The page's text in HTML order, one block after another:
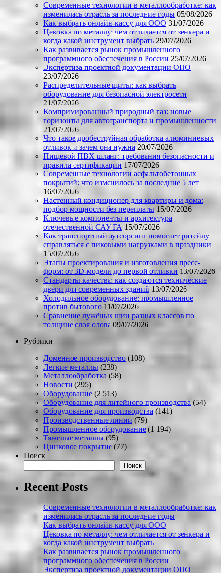
Современные технологии в металлообработке: как
изменилась отрасль за последние годы 05/08/2026
Как выбрать онлайн-кассу для ООО 31/07/2026
Цековка по металлу: чем отличается от зенкера и
когда какой инструмент выбрать 29/07/2026
Как развивается рынок промышленного
программного обеспечения в России 25/07/2026
Экспертиза проектной документации ОПО
23/07/2026
Распределительные щиты: как выбрать
оборудование для безопасной электросети
21/07/2026
Компримированный природный газ: новые
горизонты для автотранспорта и промышленности
21/07/2026
Что такое дробеструйная обработка алюминиевых
отливок и зачем она нужна 20/07/2026
Пищевой ПВХ шланг: требования безопасности и
правила сертификации 17/07/2026
Современные технологии асфальтобетонных
покрытий: что изменилось за последние 5 лет
16/07/2026
Настенный кондиционер для квартиры и дома:
подбор мощности без переплаты 15/07/2026
Ключевые компоненты и архитектура
отечественной САУ ГА 15/07/2026
Как транспортный аутсорсинг помогает ритейлу
справляться с пиковыми нагрузками в праздники
15/07/2026
Этапы проектирования и изготовления пресс-
форм: от 3D-модели до первой отливки 13/07/2026
Стандарты качества: как создаются технические
двери для современных зданий 13/07/2026
Холодильное оборудование: промышленное
против бытового 11/07/2026
Сравнение лужёных шин разных классов по
толщине слоя олова 09/07/2026
Рубрики
Доменное производство (108)
Легкие металлы (238)
Металлообработка (58)
Новости (295)
Оборудование (2 513)
Оборудование для литейного производства(54)
Оборудование для производства (141)
Производственные линии (79)
Промышленное оборудование (1 194)
Тяжелые металлы (95)
Цинковое покрытие (77)
Поиск
Поиск
Recent Posts
Современные технологии в металлообработке: как
изменилась отрасль за последние годы
Как выбрать онлайн-кассу для ООО
Цековка по металлу: чем отличается от зенкера и
когда какой инструмент выбрать
Как развивается рынок промышленного
программного обеспечения в России
Экспертиза проектной документации ОПО